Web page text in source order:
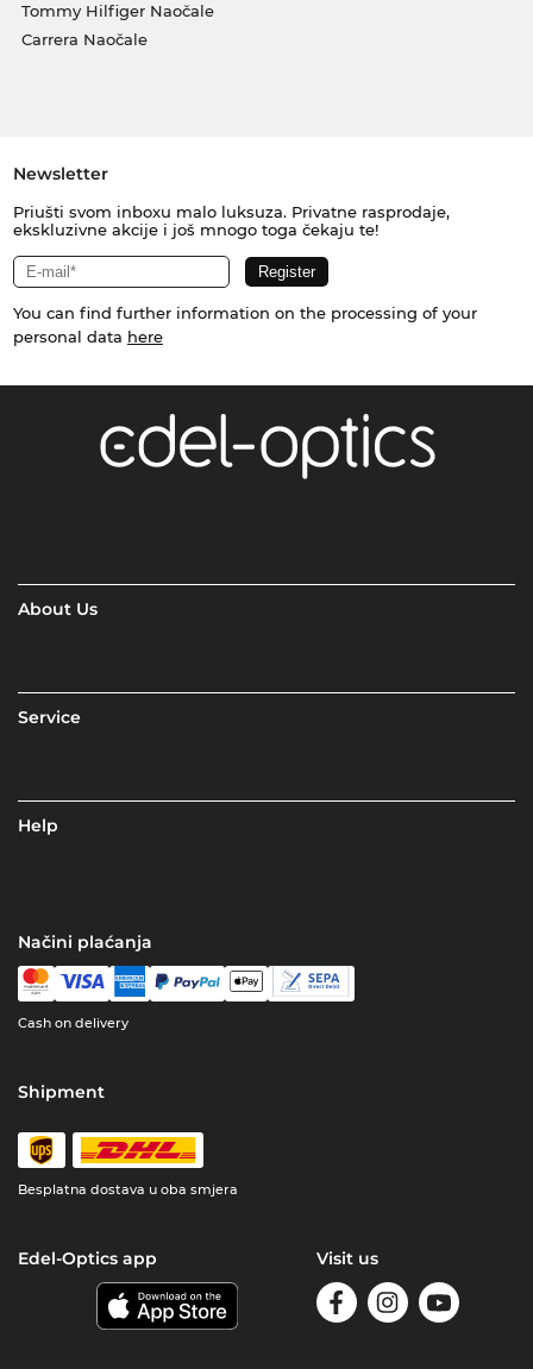
Tommy Hilfiger Naočale
Carrera Naočale
Newsletter
Priušti svom inboxu malo luksuza. Privatne rasprodaje,
ekskluzivne akcije i još mnogo toga čekaju te!
You can find further information on the processing of your
personal data here
About Us
Service
Help
Načini plaćanja
Cash on delivery
Shipment
Besplatna dostava u oba smjera
Edel-Optics app Visit us